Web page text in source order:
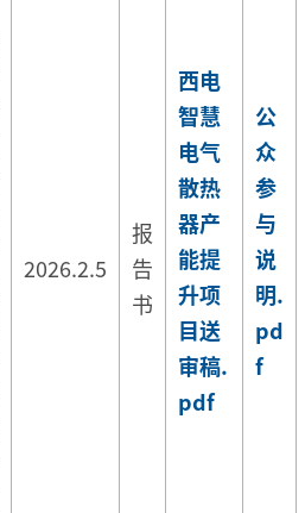
2026.2.5
报
告
书
西电
智慧
电气
散热
器产
能提
升项
目送
审稿.
pdf
公
众
参
与
说
明.
pd
f